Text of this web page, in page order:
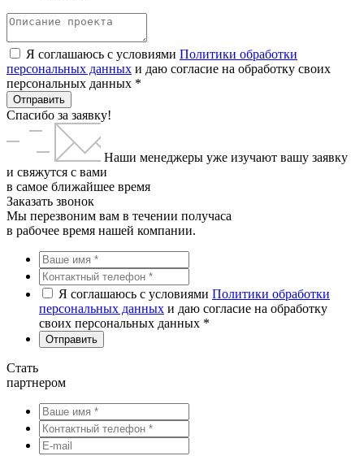
Я соглашаюсь с условиями Политики обработки
персональных данных и даю согласие на обработку своих
персональных данных *
Отправить
Спасибо за заявку!
Наши менеджеры уже изучают вашу заявку
и свяжутся с вами
в самое ближайшее время
Заказать звонок
Мы перезвоним вам в течении получаса
в рабочее время нашей компании.
Я соглашаюсь с условиями Политики обработки
персональных данных и даю согласие на обработку
своих персональных данных *
Стать
партнером